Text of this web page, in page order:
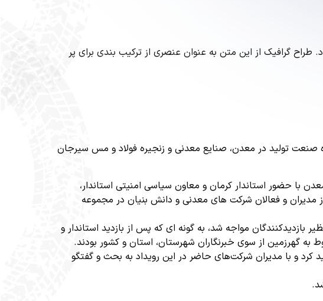
گرافیک از این متن به عنوان عنصری از ترکیب بندی برای پر
صنعت تولید در معدن، صنایع معدنی و زنجیره فولاد و مس سیرجان
با حضور استاندار کرمان و معاون سیاسی امنیتی استاندار،
مدیران و فعالان شرکت های معدنی و دانش بنیان در مجموعه
مواجه شد، به گونه ای که پس از بازدید استاندار و
به گهرزمین از سوی خبرنگاران شهرستان، استان و کشور بودند.
و با مدیران شرکت‌های حاضر در این رویداد به بحث و گفتگو